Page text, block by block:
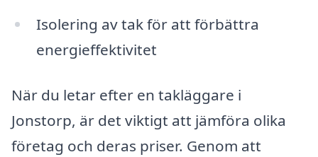
Isolering av tak för att förbättra
energieffektivitet
När du letar efter en takläggare i
Jonstorp, är det viktigt att jämföra olika
företag och deras priser. Genom att